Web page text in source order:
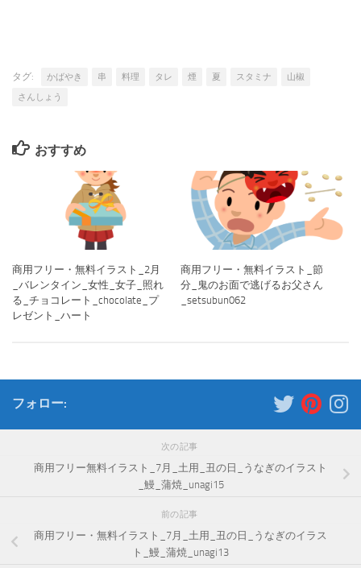
タグ: かばやき 串 料理 タレ 煙 夏 スタミナ
山椒
さんしょう
おすすめ
商用フリー・無料イラスト_2月
_バレンタイン_女性_女子_照れ
る_チョコレート_chocolate_プ
レゼント_ハート
商用フリー・無料イラスト_節
分_鬼のお面で逃げるお父さん
_setsubun062
フォロー:
次の記事
商用フリー無料イラスト_7月_土用_丑の日_うなぎのイラスト
_鰻_蒲焼_unagi15
前の記事
商用フリー・無料イラスト_7月_土用_丑の日_うなぎのイラス
ト_鰻_蒲焼_unagi13